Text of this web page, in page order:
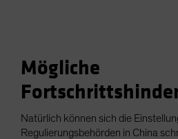
Mögliche
Natürlich können sich die
Regulierungsbehörden in China